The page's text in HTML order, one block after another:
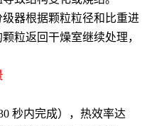
器根据颗粒粒径和比重进
粒返回干燥室继续处理，
秒内完成），热效率达